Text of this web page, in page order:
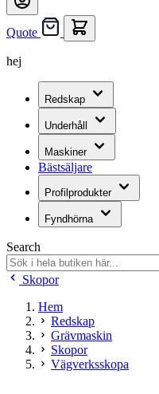
Quote
hej
Redskap
Underhåll
Maskiner
Bästsäljare
Profilprodukter
Fyndhörna
Search
Skopor
Hem
Redskap
Grävmaskin
Skopor
Vägverksskopa